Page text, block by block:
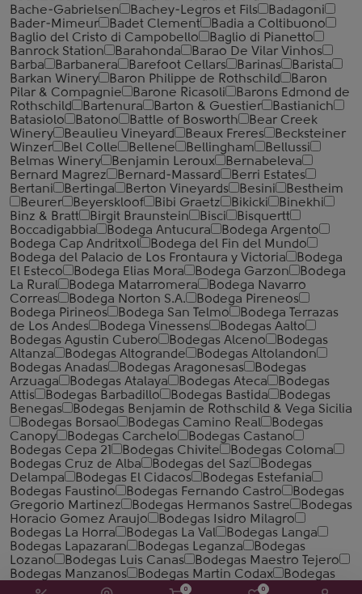
0 0
Bache-Gabrielsen
Bachey-Legros et Fils
Badagoni
Bader-Mimeur
Badet Clement
Badia a Coltibuono
Baglio del Cristo di Campobello
Baglio di Pianetto
Banrock Station
Barahonda
Barao De Vilar Vinhos
Barba
Barbanera Barefoot Cellars Barinas
Barista
Barkan Winery
Baron Philippe de Rothschild
Baron
Pilar & Compagnie
Barone Ricasoli
Barons Edmond de
Rothschild
Bartenura Barton & Guestier
Bastianich
Batasiolo
Batono Battle of Bosworth
Bear Creek
Winery
Beaulieu Vineyard Beaux Freres
Becksteiner
Winzer
Bel Colle Bellene Bellingham
Bellussi
Belmas Winery
Benjamin Leroux
Bernabeleva
Bernard Magrez
Bernard-Massard
Berri Estates
Bertani
Bertinga Berton Vineyards Besini
Bestheim
Beurer
Beyerskloof Bibi Graetz Bikicki
Binekhi
Binz & Bratt
Birgit Braunstein Bisci
Bisquertt
Boccadigabbia
Bodega Antucura
Bodega Argento
Bodega Cap Andritxol
Bodega del Fin del Mundo
Bodega del Palacio de Los Frontaura y Victoria
Bodega
El Esteco
Bodega Elias Mora Bodega Garzon
Bodega
La Rural
Bodega Matarromera
Bodega Navarro
Correas
Bodega Norton S.A.
Bodega Pireneos
Bodega Pirineos
Bodega San Telmo
Bodega Terrazas
de Los Andes
Bodega Vinessens
Bodegas Aalto
Bodegas Agustin Cubero
Bodegas Alceno
Bodegas
Altanza
Bodegas Altogrande
Bodegas Altolandon
Bodegas Anadas
Bodegas Aragonesas
Bodegas
Arzuaga
Bodegas Atalaya Bodegas Ateca
Bodegas
Attis
Bodegas Barbadillo Bodegas Bastida
Bodegas
Benegas
Bodegas Benjamin de Rothschild & Vega Sicilia
Bodegas Borsao
Bodegas Camino Real
Bodegas
Canopy
Bodegas Carchelo
Bodegas Castano
Bodegas Cepa 21
Bodegas Chivite
Bodegas Coloma
Bodegas Cruz de Alba
Bodegas del Saz
Bodegas
Delampa
Bodegas El Cidacos
Bodegas Estefania
Bodegas Faustino
Bodegas Fernando Castro
Bodegas
Gregorio Martinez
Bodegas Hermanos Sastre
Bodegas
Horacio Gomez Araujo
Bodegas Isidro Milagro
Bodegas La Horra
Bodegas La Val
Bodegas Langa
Bodegas Lapazaran
Bodegas Leganza
Bodegas
Lozano
Bodegas Luis Canas
Bodegas Maestro Tejero
Bodegas Manzanos
Bodegas Martin Codax
Bodegas
Milenium
Bodegas Monasterio Bodegas Murviedro